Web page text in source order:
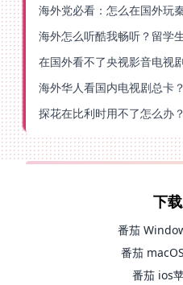
下
番茄
番茄
番茄 ios